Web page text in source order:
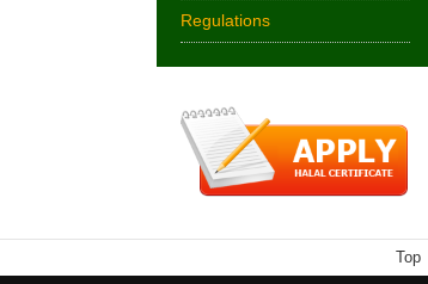
Regulations
Top